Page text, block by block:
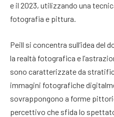
e il 2023, utilizzando una
fotografia e pittura.
Peill si concentra sull’idea del
la realtà fotografica e
sono caratterizzate da
immagini fotografiche
sovrappongono a forme
percettivo che sfida lo